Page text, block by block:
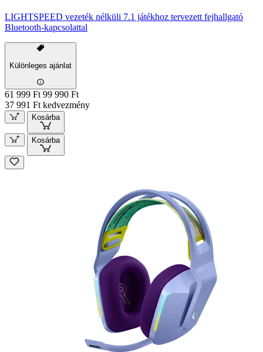
LIGHTSPEED vezeték nélküli 7.1 játékhoz tervezett fejhallgató
Bluetooth-kapcsolattal
Különleges ajánlat
61 999 Ft 99 990 Ft
37 991 Ft kedvezmény
Kosárba
Kosárba